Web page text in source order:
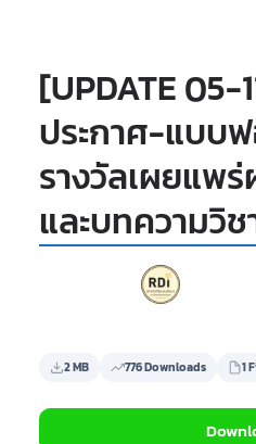
[UPDATE 05-
ประกาศ-แบบฟ
รางวัลเผยแพ
และบทความวิช
2 MB 776 Downloads 1